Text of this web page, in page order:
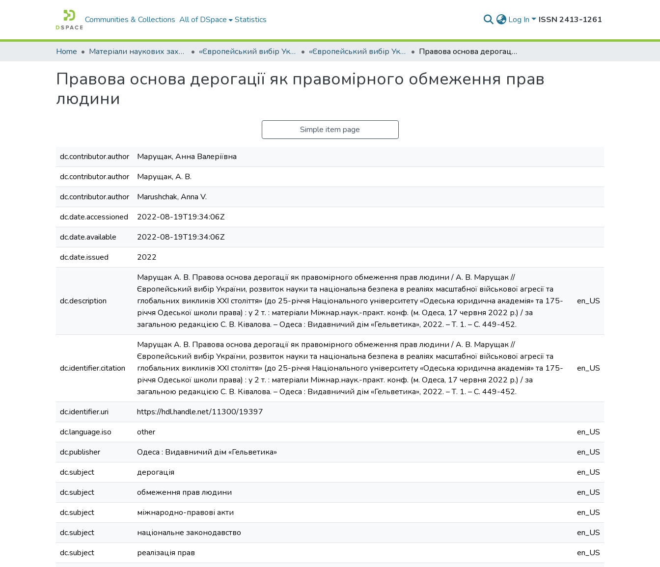
Communities & Collections All of DSpace Statistics Log In ISSN 2413‑1261
Home Матеріали наукових заходів «Європейський вибір України, розвиток науки та національна безпека в реаліях масштабної військової агресії та глобальних викликів ХХІ століття» (до 25-річчя Національного університету «Одеська юридична академія» та 175-річчя Одеської школи права) «Європейський вибір України, розвиток науки та національна безпека в реаліях масштабної військової агресії та глобальних викликів ХХІ століття» (до 25-річчя Національного університету «Одеська юридична академія» та 175-річчя Одеської школи права). Том 1. Правова основа дерогації як правомірного обмеження прав людини
Правова основа дерогації як правомірного обмеження прав
людини
Simple item page
dc.contributor.author
Марущак, Анна Валеріївна
dc.contributor.author
Марущак, А. В.
dc.contributor.author
Marushchak, Anna V.
dc.date.accessioned
2022-08-19T19:34:06Z
dc.date.available
2022-08-19T19:34:06Z
dc.date.issued
2022
dc.description
Марущак А. В. Правова основа дерогації як правомірного обмеження прав людини / А. В. Марущак //
Європейський вибір України, розвиток науки та національна безпека в реаліях масштабної військової агресії та
глобальних викликів ХХІ століття» (до 25-річчя Національного університету «Одеська юридична академія» та 175-
річчя Одеської школи права) : у 2 т. : матеріали Міжнар.наук.-практ. конф. (м. Одеса, 17 червня 2022 р.) / за
загальною редакцією С. В. Ківалова. – Одеса : Видавничий дім «Гельветика», 2022. – Т. 1. – С. 449-452.
en_US
dc.identifier.citation
Марущак А. В. Правова основа дерогації як правомірного обмеження прав людини / А. В. Марущак //
Європейський вибір України, розвиток науки та національна безпека в реаліях масштабної військової агресії та
глобальних викликів ХХІ століття» (до 25-річчя Національного університету «Одеська юридична академія» та 175-
річчя Одеської школи права) : у 2 т. : матеріали Міжнар.наук.-практ. конф. (м. Одеса, 17 червня 2022 р.) / за
загальною редакцією С. В. Ківалова. – Одеса : Видавничий дім «Гельветика», 2022. – Т. 1. – С. 449-452.
en_US
dc.identifier.uri
https://hdl.handle.net/11300/19397
dc.language.iso
other
en_US
dc.publisher
Одеса : Видавничий дім «Гельветика»
en_US
dc.subject
дерогація
en_US
dc.subject
обмеження прав людини
en_US
dc.subject
міжнародно-правові акти
en_US
dc.subject
національне законодавство
en_US
dc.subject
реалізація прав
en_US